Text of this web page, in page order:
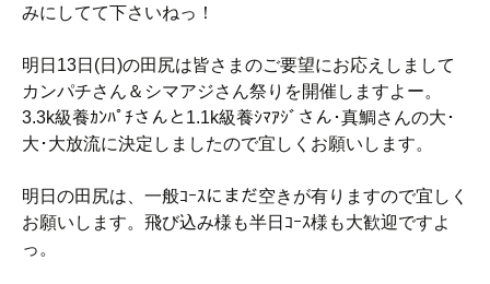
みにしてて下さいねっ！
明日13日(日)の田尻は皆さまのご要望にお応えしまして
カンパチさん＆シマアジさん祭りを開催しますよー。
3.3k級養ｶﾝﾊﾟﾁさんと1.1k級養ｼﾏｱｼﾞさん･真鯛さんの大･
大･大放流に決定しましたので宜しくお願いします。
明日の田尻は、一般ｺｰｽにまだ空きが有りますので宜しく
お願いします。飛び込み様も半日ｺｰｽ様も大歓迎ですよ
っ。